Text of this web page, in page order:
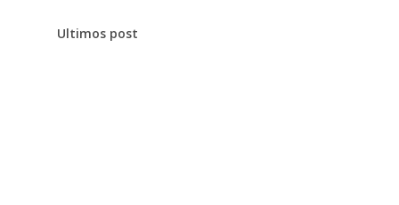
Ultimos post